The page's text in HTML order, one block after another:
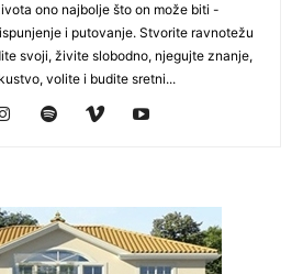
ono najbolje što on može biti -
i putovanje. Stvorite ravnotežu
svoji, živite slobodno, njegujte znanje,
volite i budite sretni...